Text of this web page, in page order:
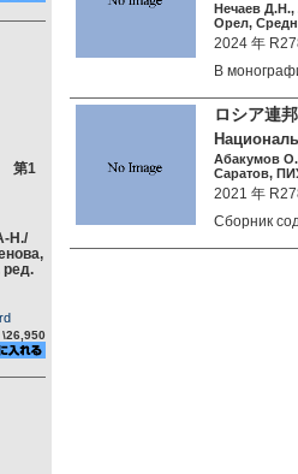
第1
Н./
ред.
\26,950
Нечаев
Орел,
2024 年
В
ロシア連
Абакумов
Саратов,
2021 年
Сборник